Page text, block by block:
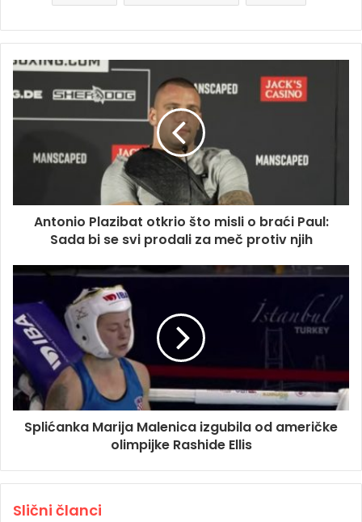
Antonio Plazibat otkrio što misli o braći Paul:
Sada bi se svi prodali za meč protiv njih
Splićanka Marija Malenica izgubila od američke
olimpijke Rashide Ellis
Slični članci